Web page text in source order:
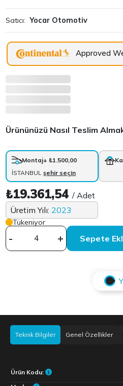
Satıcı: Yocar Otomotiv
Approved
Ürününüzü Nasıl Teslim
Montaj+ ₺1.500,00
İSTANBULşehir seçin
₺19.361,54/ Adet
Üretim Yılı: 2023
Tükeniyor
- +
Teknik Bilgiler Genel Özellikler
Ürün Kodu: